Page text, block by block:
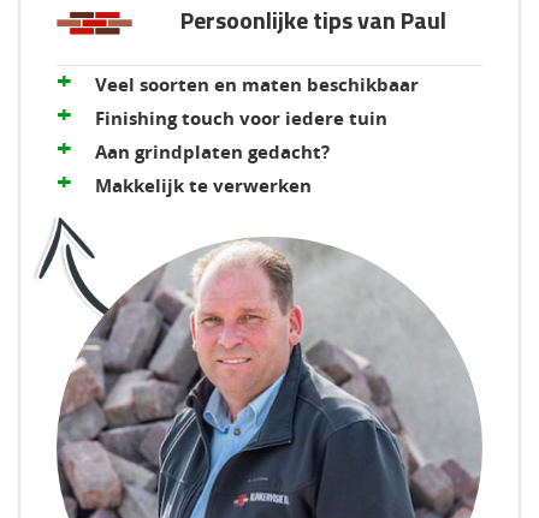
Persoonlijke tips van Paul
+
Veel soorten en maten beschikbaar
+ Finishing touch voor iedere tuin
+ Aan grindplaten gedacht?
+ Makkelijk te verwerken